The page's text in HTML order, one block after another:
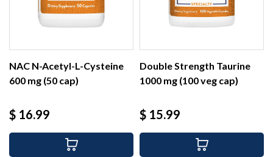
NAC N-Acetyl-L-Cysteine
600 mg (50 cap)
Precio
$ 16.99
Double Strength Taurine
1000 mg (100 veg cap)
Precio
$ 15.99